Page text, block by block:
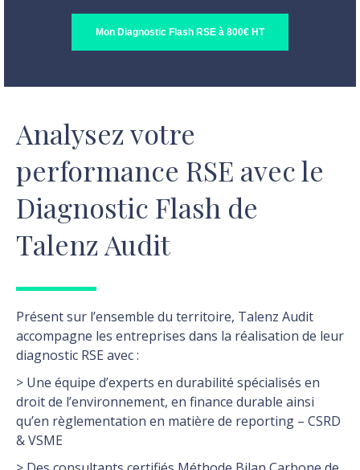
Mon Diagnostic Flash RSE à 800€ HT
Analysez votre
performance RSE avec le
Diagnostic Flash de
Talenz Audit
Présent sur l’ensemble du territoire, Talenz Audit
accompagne les entreprises dans la réalisation de leur
diagnostic RSE avec :
> Une équipe d’experts en durabilité spécialisés en
droit de l’environnement, en finance durable ainsi
qu’en règlementation en matière de reporting – CSRD
& VSME